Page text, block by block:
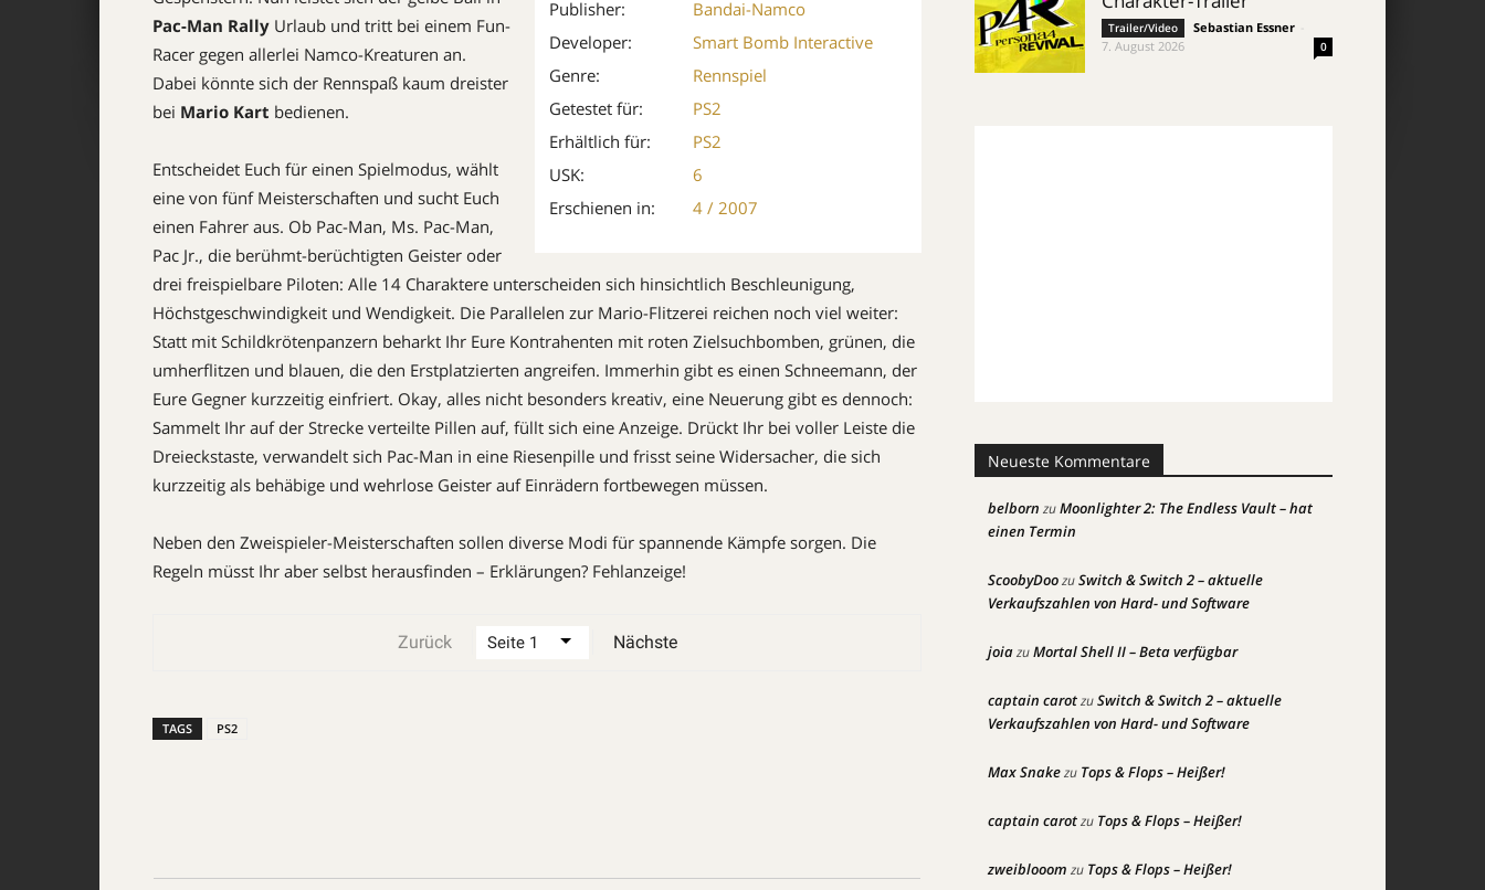
Publisher:
Bandai-Namco
Developer:
Smart Bomb Interactive
Genre:
Rennspiel
Getestet für:
PS2
Erhältlich für:
PS2
USK:
6
Erschienen in:
4 / 2007
Pac-Man Rally Urlaub und tritt bei einem Fun-
Racer gegen allerlei Namco-Kreaturen an.
Dabei könnte sich der Rennspaß kaum dreister
bei Mario Kart bedienen.
Entscheidet Euch für einen Spiel­modus, wählt
eine von fünf Meisterschaften und sucht Euch
einen Fahrer aus. Ob Pac-Man, Ms. Pac-Man,
Pac Jr., die berühmt-berüchtigten Geister oder
drei freispielbare Piloten: Alle 14 Charaktere unterscheiden sich hinsichtlich Beschleunigung,
Höchstgeschwindigkeit und Wendigkeit. Die Parallelen zur Mario-Flitzerei reichen noch viel weiter:
Statt mit Schildkrötenpanzern beharkt Ihr Eure Kontrahenten mit roten Zielsuchbomben, grünen, die
umherflitzen und blauen, die den Erstplatzierten angreifen. Immerhin gibt es einen Schneemann, der
Eure Gegner kurzzeitig einfriert. Okay, alles nicht besonders kreativ, eine Neuerung gibt es dennoch:
Sammelt Ihr auf der Strecke verteilte Pillen auf, füllt sich eine Anzeige. Drückt Ihr bei voller Leiste die
Dreieckstaste, verwandelt sich Pac-Man in eine Riesenpille und frisst seine Widersacher, die sich
kurzzeitig als behäbige und wehrlose Geister auf Einrädern fortbewegen müssen.
Neben den Zweispieler-Meister­schaften sollen diverse Modi für spannende Kämpfe sorgen. Die
Regeln müsst Ihr aber selbst herausfinden – Erklärungen? Fehlanzeige!
Zurück Nächste
TAGS PS2
Trailer/Video Sebastian Essner
7. August 2026
0
Neueste Kommentare
belborn zuMoonlighter 2: The Endless Vault – hat
einen Termin
ScoobyDoozuSwitch & Switch 2 – aktuelle
Verkaufszahlen von Hard- und Software
joiazuMortal Shell II – Beta verfügbar
captain carotzuSwitch & Switch 2 – aktuelle
Verkaufszahlen von Hard- und Software
Max Snakezu Tops & Flops – Heißer!
captain carotzu Tops & Flops – Heißer!
zweiblooom zu Tops & Flops – Heißer!